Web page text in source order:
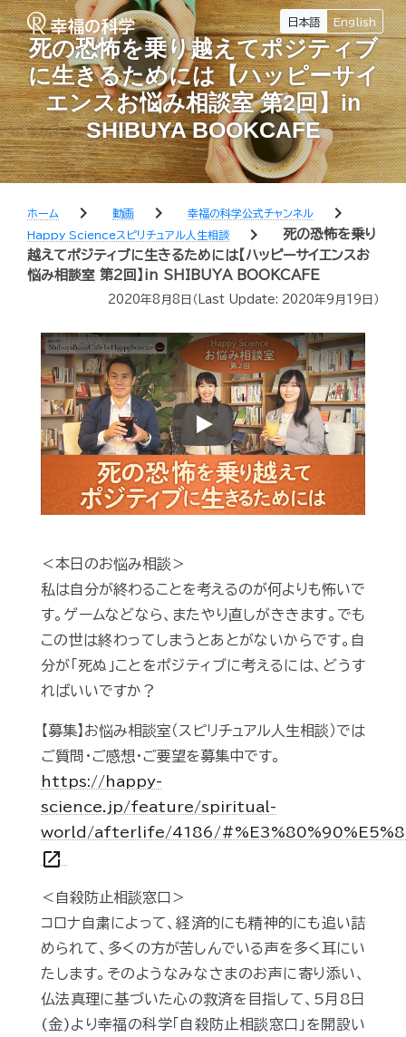
日本語 English
死の恐怖を乗り越えてポジティブ
に生きるためには【ハッピーサイ
エンスお悩み相談室 第2回】in
SHIBUYA BOOKCAFE
ホーム chevron_right 動画 chevron_right 幸福の科学公式チャンネル chevron_right
Happy Scienceスピリチュアル人生相談 chevron_right
死の恐怖を乗り
越えてポジティブに生きるためには【ハッピーサイエンスお
悩み相談室 第2回】in SHIBUYA BOOKCAFE
2020年8月8日 （Last Update: 2020年9月19日 ）
Play
＜本日のお悩み相談＞
私は自分が終わることを考えるのが何よりも怖いで
す。ゲームなどなら、またやり直しがききます。でも
この世は終わってしまうとあとがないからです。自
分が「死ぬ」ことをポジティブに考えるには、どうす
ればいいですか？
【募集】お悩み相談室（スピリチュアル人生相談）では
ご質問・ご感想・ご要望を募集中です。
https://happy-
science.jp/feature/spiritual-
world/afterlife/4186/
open_in_new
＜自殺防止相談窓口＞
コロナ自粛によって、経済的にも精神的にも追い詰
められて、多くの方が苦しんでいる声を多く耳にい
たします。そのようなみなさまのお声に寄り添い、
仏法真理に基づいた心の救済を目指して、5月8日
(金)より幸福の科学「自殺防止相談窓口」を開設い